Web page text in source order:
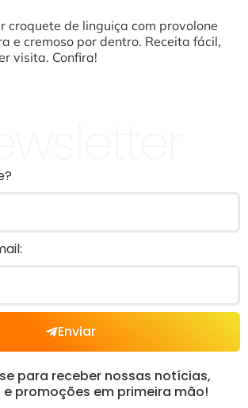
croquete de linguiça com provolone
e cremoso por dentro. Receita fácil,
visita. Confira!
Enviar
para receber nossas notícias,
promoções em primeira mão!